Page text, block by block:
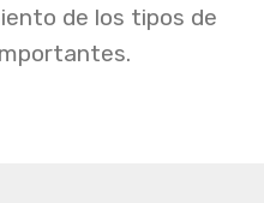
de los tipos de